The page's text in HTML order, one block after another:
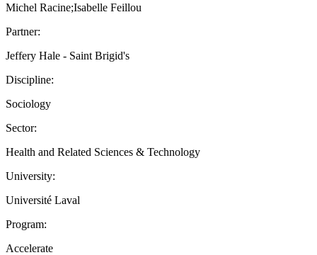
Michel Racine;Isabelle Feillou
Partner:
Jeffery Hale - Saint Brigid's
Discipline:
Sociology
Sector:
Health and Related Sciences & Technology
University:
Université Laval
Program:
Accelerate